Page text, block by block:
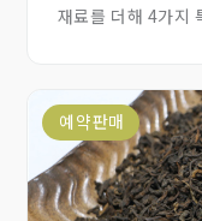
재료를 더해 4가지
타거나 우유에 타서
마실 수 있고, 일상
예약판매